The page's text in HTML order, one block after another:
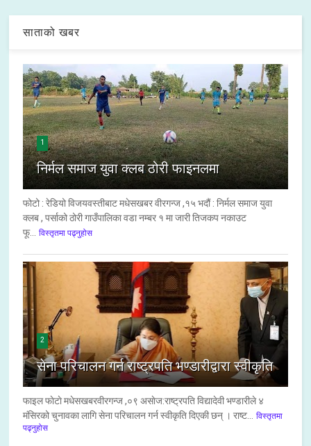
साताको खबर
1
निर्मल समाज युवा क्लब ठोरी फाइनलमा
फोटो : रेडियो विजयवस्तीबाट मधेसखबर वीरगन्ज ,१५ भदौं : निर्मल समाज युवा
क्लब , पर्साको ठोरी गाउँपालिका वडा नम्बर १ मा जारी तिजकप नकाउट
फू...
विस्तृतमा पढ्नुहोस
2
सेना परिचालन गर्न राष्ट्रपति भण्डारीद्वारा स्वीकृति
फाइल फाेटाे मधेसखबरवीरगन्ज ,०९ असाेज:राष्ट्रपति विद्यादेवी भण्डारीले ४
मंसिरको चुनावका लागि सेना परिचालन गर्न स्वीकृति दिएकी छन् । राष्ट...
विस्तृतमा
पढ्नुहोस